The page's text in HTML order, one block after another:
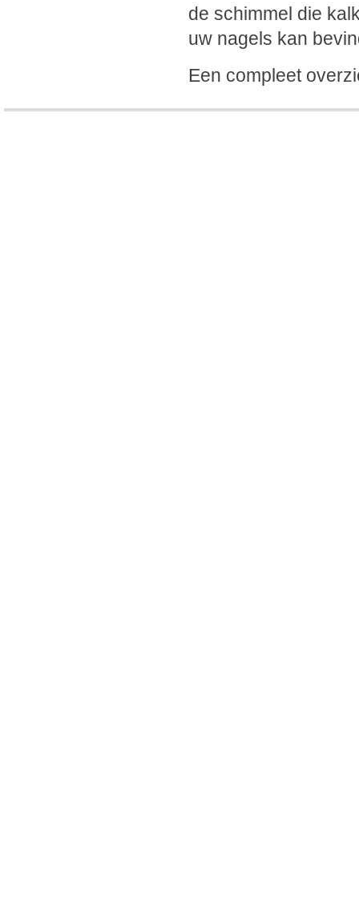
de schimmel die
uw nagels kan
Een compleet